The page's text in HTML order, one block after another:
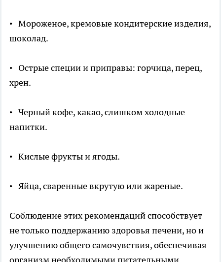
• Мороженое, кремовые кондитерские изделия,
шоколад.
• Острые специи и приправы: горчица, перец,
хрен.
• Черный кофе, какао, слишком холодные
напитки.
• Кислые фрукты и ягоды.
• Яйца, сваренные вкрутую или жареные.
Соблюдение этих рекомендаций способствует
не только поддержанию здоровья печени, но и
улучшению общего самочувствия, обеспечивая
организм необходимыми питательными